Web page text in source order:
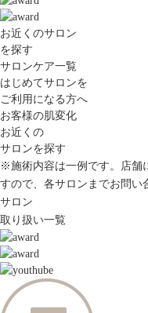
お近くのサロン
を探す
サロンケア一覧
はじめてサロンを
ご利用になる方へ
お客様の肌変化
お近くの
サロンを探す
※施術内容は一例です。店舗
すので、各サロンまでお問い
サロン
取り扱い一覧